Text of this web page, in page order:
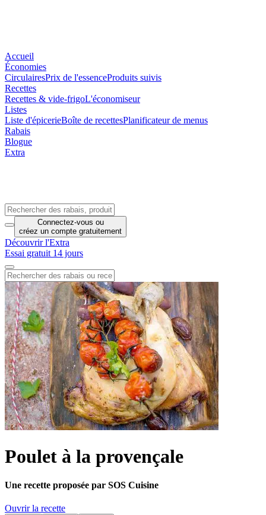
Accueil
Économies
CirculairesPrix de l'essenceProduits suivis
Recettes
Recettes & vide-frigoL'économiseur
Listes
Liste d'épicerieBoîte de recettesPlanificateur de menus
Rabais
Blogue
Extra
Connectez-vous ou
créez un compte gratuitement
Découvrir l'Extra
Essai gratuit 14 jours
Poulet à la provençale
Une recette proposée par SOS Cuisine
Ouvrir la recette